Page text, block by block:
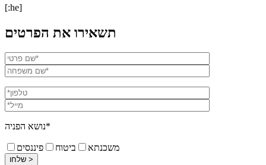
[:he]
תשאירו את הפרטים
נושא הפניה*
משכנתא ביטוח פיננסים